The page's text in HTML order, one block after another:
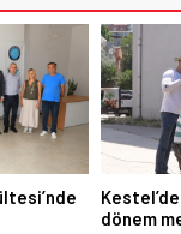
dönem